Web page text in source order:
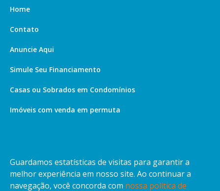
Guardamos estatísticas de visitas para garantir a
melhor experiência em nosso site. Ao continuar a
navegação, você concorda com nossa política de
Home
Contato
Anuncie Aqui
Simule Seu Financiamento
Casas ou Sobrados em Condomínios
Imóveis com venda em permuta
Casa com piscina